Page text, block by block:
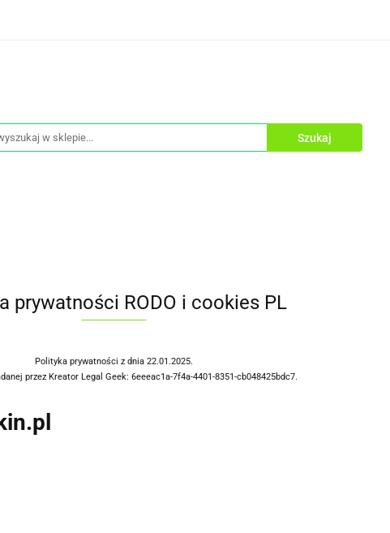
prywatności RODO i cookies PL
Polityka prywatności z dnia 22.01.2025.
przez Kreator Legal Geek: 6eeeac1a-7f4a-4401-8351-cb048425bdc7.